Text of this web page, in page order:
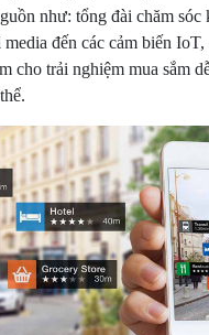
như: tổng đài chăm sóc
đến các cảm biến
cho trải nghiệm mua sắm